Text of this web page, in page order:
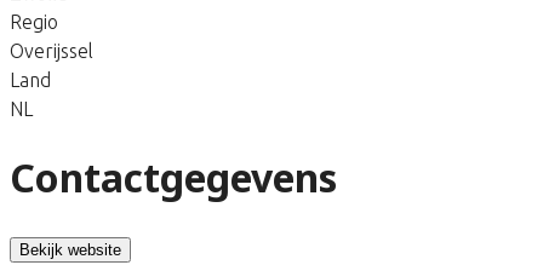
Regio
Overijssel
Land
NL
Contactgegevens
Bekijk website